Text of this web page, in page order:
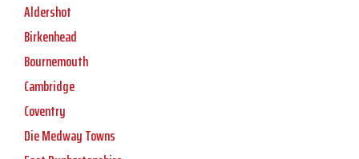
Aldershot
Birkenhead
Bournemouth
Cambridge
Coventry
Die Medway Towns